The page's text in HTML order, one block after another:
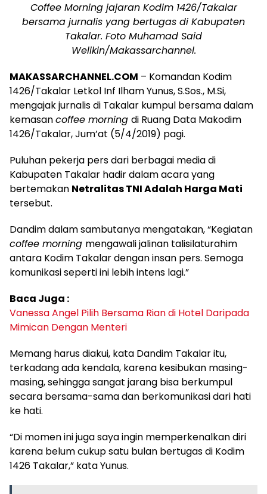
Coffee Morning jajaran Kodim 1426/Takalar
bersama jurnalis yang bertugas di Kabupaten
Takalar. Foto Muhamad Said
Welikin/Makassarchannel.
MAKASSARCHANNEL.COM – Komandan Kodim
1426/Takalar Letkol Inf Ilham Yunus, S.Sos., M.Si,
mengajak jurnalis di Takalar kumpul bersama dalam
kemasancoffee morning ‎di Ruang Data Makodim
1426/Takalar, Jum’at (5/4/2019) pagi.
Puluhan pekerja pers dari berbagai media di
Kabupaten Takalar hadir dalam acara yang
bertemakan Netralitas TNI Adalah Harga Mati
tersebut.
Dandim dalam sambutanya mengatakan, “Kegiatan
coffee morning mengawali jalinan talisilaturahim
antara Kodim Takalar dengan insan pers. Semoga
komunikasi seperti ini lebih intens lagi.”
Baca Juga :
Vanessa Angel Pilih Bersama Rian di Hotel Daripada
Mimican Dengan Menteri
Memang harus diakui, kata Dandim Takalar itu,
terkadang ada kendala, karena kesibukan masing-
masing, sehingga sangat jarang bisa berkumpul
secara bersama-sama dan berkomunikasi dari hati
ke hati.
“Di momen ini juga saya ingin memperkenalkan diri
karena belum cukup satu bulan bertugas di Kodim
1426 Takalar,” kata Yunus.